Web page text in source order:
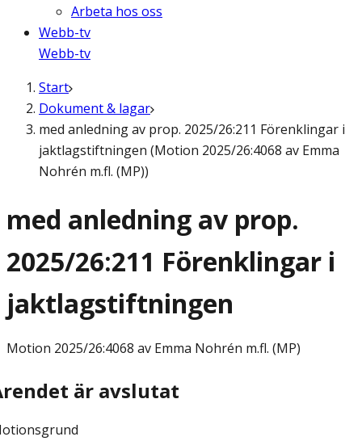
Arbeta hos oss
Webb-tv
Webb-tv
Start
Dokument & lagar
med anledning av prop. 2025/26:211 Förenklingar i
jaktlagstiftningen (Motion 2025/26:4068 av Emma
Nohrén m.fl. (MP))
med anledning av prop.
2025/26:211 Förenklingar i
jaktlagstiftningen
Motion 2025/26:4068 av Emma Nohrén m.fl. (MP)
är avslutat